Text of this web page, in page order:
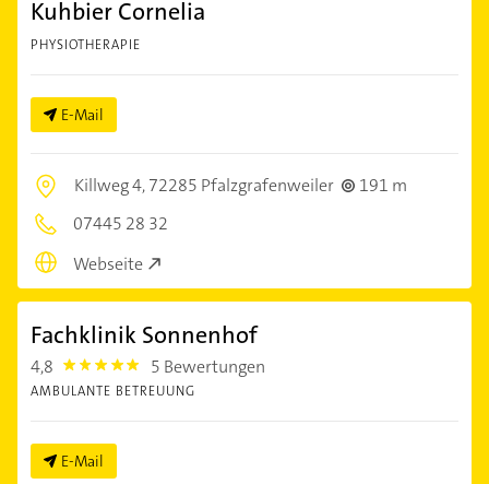
Kuhbier Cornelia
PHYSIOTHERAPIE
E-Mail
Killweg 4,72285 Pfalzgrafenweiler
191 m
07445 28 32
Webseite
Fachklinik Sonnenhof
4,8 4.8 5 Bewertungen
AMBULANTE BETREUUNG
E-Mail